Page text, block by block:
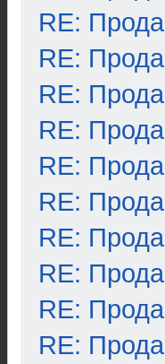
RE:
RE:
RE:
RE:
RE:
RE:
RE:
RE:
RE:
RE: